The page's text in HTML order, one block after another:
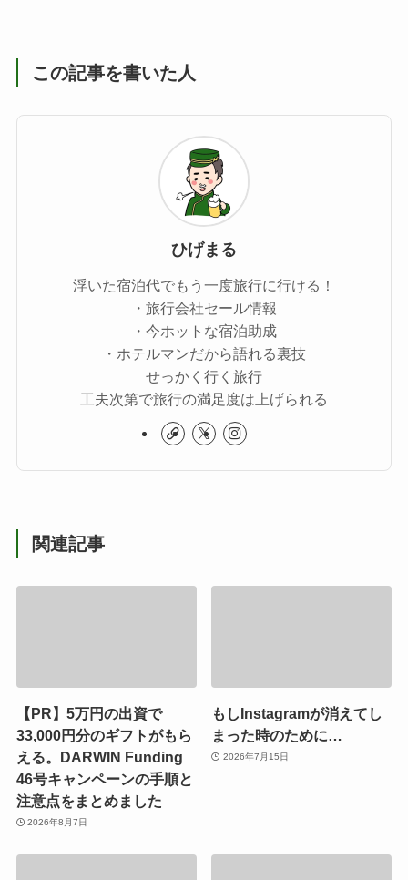
この記事を書いた人
ひげまる
浮いた宿泊代でもう一度旅行に行ける！
・旅行会社セール情報
・今ホットな宿泊助成
・ホテルマンだから語れる裏技
せっかく行く旅行
工夫次第で旅行の満足度は上げられる
関連記事
【PR】5万円の出資で
33,000円分のギフトがもら
える。DARWIN Funding
46号キャンペーンの手順と
注意点をまとめました
2026年8月7日
もしInstagramが消えてし
まった時のために…
2026年7月15日